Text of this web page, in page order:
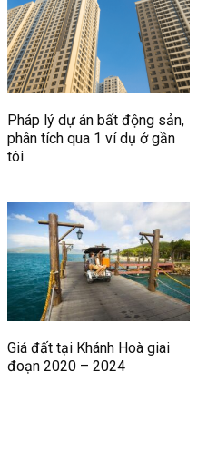
Pháp lý dự án bất động sản,
phân tích qua 1 ví dụ ở gần
tôi
Giá đất tại Khánh Hoà giai
đoạn 2020 – 2024